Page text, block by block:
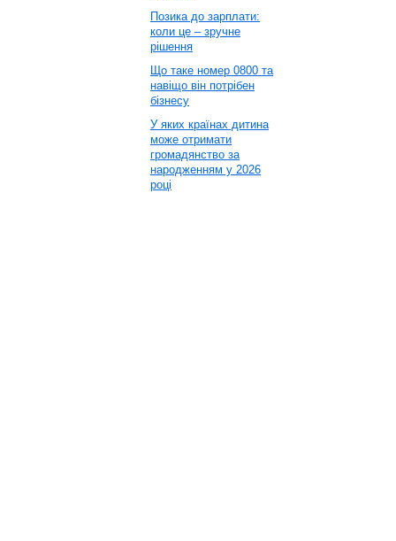
Позика до зарплати:
коли це – зручне
рішення
Що таке номер 0800 та
навіщо він потрібен
бізнесу
У яких країнах дитина
може отримати
громадянство за
народженням у 2026
році